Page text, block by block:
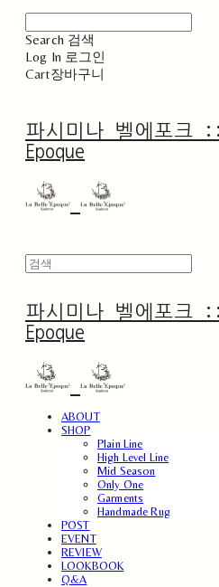
Search 검색
Log In 로그인
Cart장바구니
파시미나 벨에포크
Epoque
파시미나 벨에포크
Epoque
ABOUT
SHOP
Plain Line
High Level Line
Mid Season
Only One
Garments
Handmade Rug
POST
EVENT
REVIEW
LOOKBOOK
Q&A